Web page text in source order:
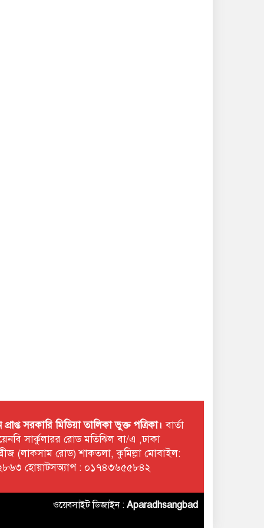
সরকারি মিডিয়া তালিকা ভুক্ত পত্রিকা। বার্তা
সার্কুলারর রোড মতিঝিল বা/এ ,ঢাকা
(লাকসাম রোড) শাকতলা, কুমিল্লা মোবাইল:
হোয়াটসঅ্যাপ : ০১৭৪৩৬৫৫৮৪২
ওয়েবসাইট ডিজাইন : Aparadhsangbad